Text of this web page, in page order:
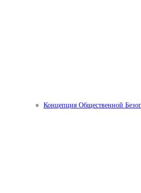
Концепция Общественной